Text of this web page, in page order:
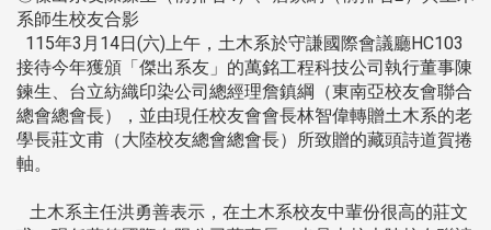
系師生校友合影
115年3月14日(六)上午，土木系於守謙國際會議廳HC103
接待今年獲頒「傑出系友」的萬銘工程科技公司執行董事陳
鍊生、台立紡織印染公司總經理詹鎮綱（東南亞校友會聯合
總會總會長），並由現任校友會會長林智偉轉贈土木系的老
學長莊文甫（大陸校友總會總會長）所致贈的藏頭詩道賀捲
軸。
土木系主任洪勇善表示，在土木系校友中輩份很高的莊文